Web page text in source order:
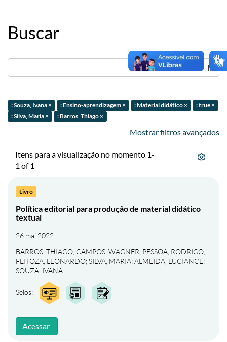
Buscar
Ir
: Souza, Ivana × : Ensino-aprendizagem × : Material didático ×
: true ×
: Silva, Maria ×
: Barros, Thiago ×
Mostrar filtros avançados
Itens para a visualização no momento 1-
1 of 1
Livro
Política editorial para produção de material didático
textual
26 mai 2022
BARROS, THIAGO; CAMPOS, WAGNER; PESSOA, RODRIGO;
FEITOZA, LEONARDO;SILVA, MARIA;ALMEIDA, LUCIANCE;
SOUZA, IVANA
Selos:
Acessar